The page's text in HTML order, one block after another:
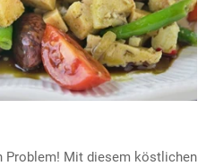
Problem! Mit diesem köstlichen